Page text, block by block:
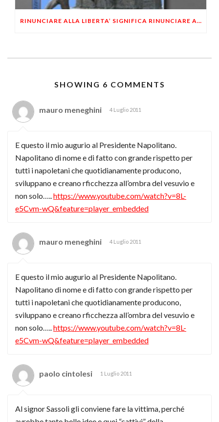
RINUNCIARE ALLA LIBERTA’ SIGNIFICA RINUNCIARE ALLA DIGNITA’ UMANA
SHOWING 6 COMMENTS
mauro meneghini 4 Luglio 2011
E questo il mio augurio al Presidente Napolitano.
Napolitano di nome e di fatto con grande rispetto per
tutti i napoletani che quotidianamente producono,
sviluppano e creano rficchezza all’ombra del vesuvio e
non solo…..https://www.youtube.com/watch?v=8L-
e5Cvm-wQ&feature=player_embedded
mauro meneghini 4 Luglio 2011
E questo il mio augurio al Presidente Napolitano.
Napolitano di nome e di fatto con grande rispetto per
tutti i napoletani che quotidianamente producono,
sviluppano e creano rficchezza all’ombra del vesuvio e
non solo…..https://www.youtube.com/watch?v=8L-
e5Cvm-wQ&feature=player_embedded
paolo cintolesi 1 Luglio 2011
Al signor Sassoli gli conviene fare la vittima, perché